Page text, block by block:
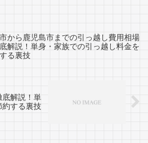
から鹿児島市までの引っ越し費用相場
解説！単身・家族での引っ越し料金を
る裏技
底解説！単
約する裏技